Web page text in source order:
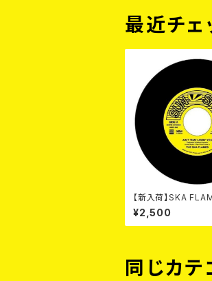
最近チェ
【新入荷】SKA
THAT LOVIN'
LOW BOAT TO
¥2,500
同じカ